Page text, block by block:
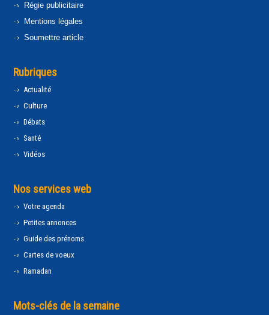
Régie publicitaire
Mentions légales
Soumettre article
Rubriques
Actualité
Culture
Débats
Santé
Vidéos
Nos services web
Votre agenda
Petites annonces
Guide des prénoms
Cartes de voeux
Ramadan
Mots-clés de la semaine